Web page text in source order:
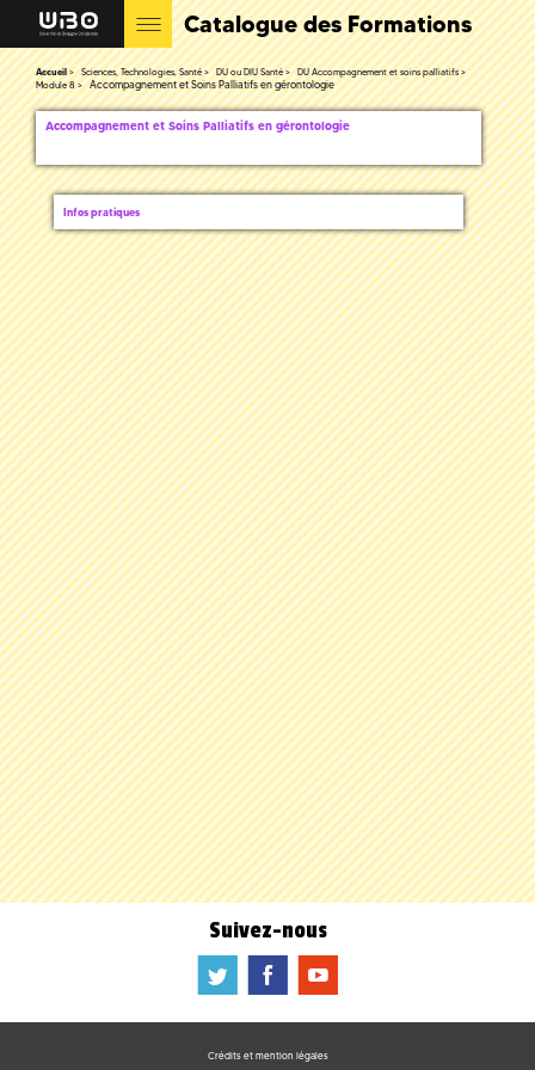
Catalogue des Formations
Accueil Sciences, Technologies, Santé DU ou DIU Santé
DU Accompagnement et soins palliatifs
Module 8
Accompagnement et Soins Palliatifs en gérontologie
Accompagnement et Soins Palliatifs en gérontologie
Infos pratiques
Suivez-nous
a b f
Crédits et mention légales